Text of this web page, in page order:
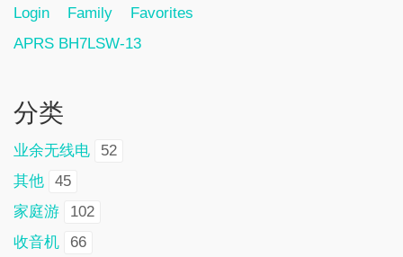
Login Family
Favorites
APRS BH7LSW-13
分类
业余无线电
52
其他
45
家庭游
102
收音机
66